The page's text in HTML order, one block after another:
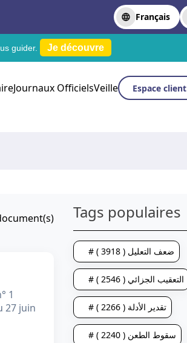
Français
guider. Je découvre
Journaux OfficielsVeille Espace client
1
27 juin
Tags populaires
# ضعف التعليل ( 3918 )
# التعقيب الجزائي ( 2546 )
# تقدير الأدلة ( 2266 )
# سقوط الطعن ( 2240 )